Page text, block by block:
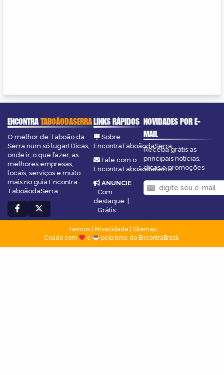
ENCONTRATABOÃODASERRA
O melhor de Taboão da
Serra num só lugar! Dicas,
onde ir, o que fazer, as
melhores empresas,
locais, serviços e muito
mais no guia Encontra
TaboãodaSerra.
LINKS RÁPIDOS
Sobre
EncontraTaboãodaSerra
Fale com o
EncontraTaboãodaSerra
ANUNCIE:
Com
destaque |
Grátis
NOVIDADES POR E-
MAIL
Receba grátis as
principais notícias,
dicas e promoções
Termos| Privacidade
Sitemap
Criado com
e pelo time do EncontraBrasil